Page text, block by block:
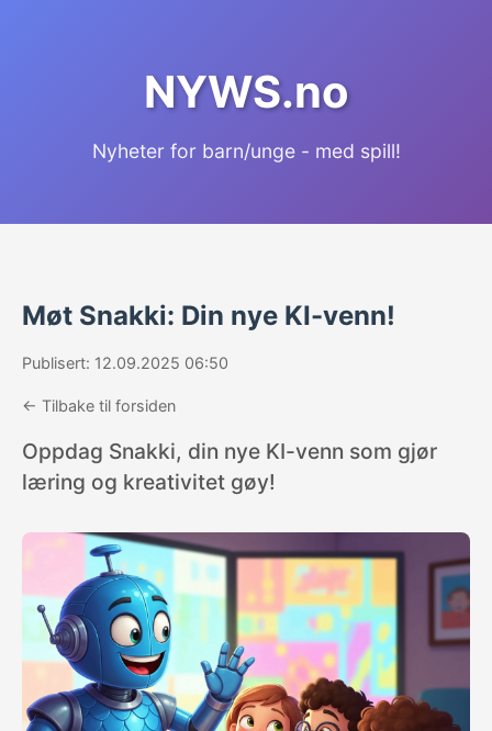
NYWS.no
Nyheter for barn/unge - med spill!
Møt Snakki: Din nye KI-venn!
Publisert: 12.09.2025 06:50
← Tilbake til forsiden
Oppdag Snakki, din nye KI-venn som gjør
læring og kreativitet gøy!